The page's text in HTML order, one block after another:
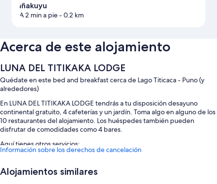
Iñakuyu
A 2 min a pie- 0.2 km
Acerca de este alojamiento
LUNA DEL TITIKAKA LODGE
Quédate en este bed and breakfast cerca de Lago Titicaca - Puno (y
alrededores)
En LUNA DEL TITIKAKA LODGE tendrás a tu disposición desayuno
continental gratuito, 4 cafeterías y un jardín. Toma algo en alguno de los
10 restaurantes del alojamiento. Los huéspedes también pueden
disfrutar de comodidades como 4 bares.
Aquí tienes otros servicios:
Además, otros servicios de los que disfrutarás en todas las habitaciones
Información sobre los derechos de cancelación
Alojamientos similares